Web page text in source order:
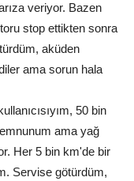
veriyor. Bazen
stop ettikten sonra
aküden
ama sorun hala
50 bin
ama yağ
Her 5 bin km'de bir
Servise götürdüm,